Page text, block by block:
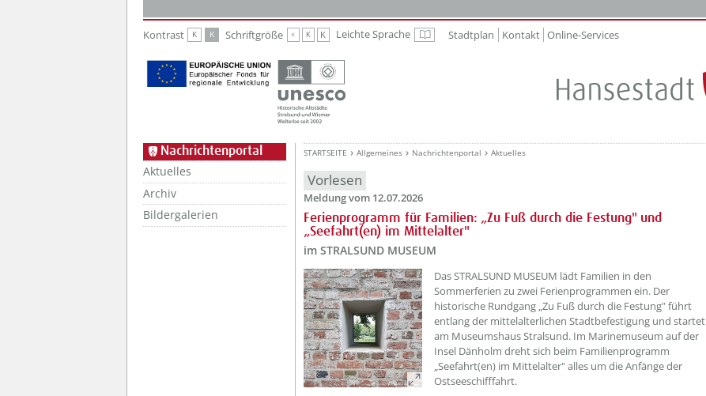
Kontrast K K Schriftgröße K K K Leichte Sprache Leichte Sprache
Stadtplan Kontakt Online-Services
Nachrichtenportal
Aktuelles
Archiv
Bildergalerien
STARTSEITE Allgemeines Nachrichtenportal Aktuelles
Vorlesen
Meldung vom 12.07.2026
Ferienprogramm für Familien: „Zu Fuß durch die Festung" und
„Seefahrt(en) im Mittelalter"
im STRALSUND MUSEUM
??? absaetzeOben[1]/titel ???
Das STRALSUND MUSEUM lädt Familien in den
Sommerferien zu zwei Ferienprogrammen ein. Der
historische Rundgang „Zu Fuß durch die Festung" führt
entlang der mittelalterlichen Stadtbefestigung und startet
am Museumshaus Stralsund. Im Marinemuseum auf der
Insel Dänholm dreht sich beim Familienprogramm
„Seefahrt(en) im Mittelalter" alles um die Anfänge der
Ostseeschifffahrt.